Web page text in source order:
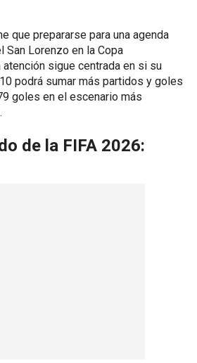
que prepararse para una agenda
San Lorenzo en la Copa
atención sigue centrada en si su
podrá sumar más partidos y goles
goles en el escenario más
de la FIFA 2026: